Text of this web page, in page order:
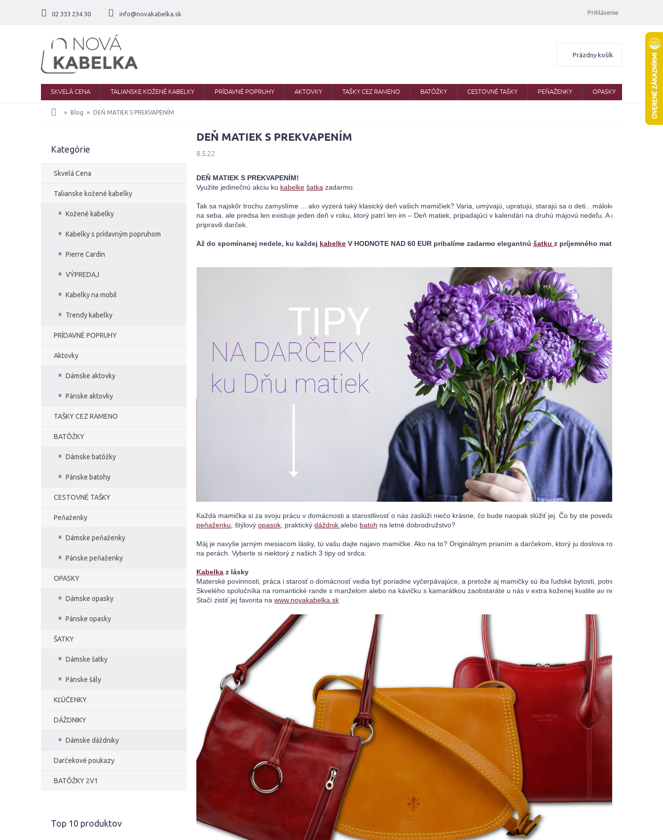
02 333 234 30 info@novakabelka.sk Prihlásenie
Nákupný
Prázdny košík
SKVELÁ CENA TALIANSKE KOŽENÉ KABELKY PRÍDAVNÉ POPRUHY AKTOVKY TAŠKY CEZ RAMENO BATÔŽKY CESTOVNÉ TAŠKY PEŇAŽENKY OPASKY ŠATKY
Domov
Blog DEŇ MATIEK S PREKVAPENÍM
č
Preskočiť
Kategórie
Skvelá Cena
Talianske kožené kabelky
Kožené kabelky
Kabelky s prídavným popruhom
Pierre Cardin
VÝPREDAJ
Kabelky na mobil
Trendy kabelky
PRÍDAVNÉ POPRUHY
Aktovky
Dámske aktovky
Pánske aktovky
TAŠKY CEZ RAMENO
BATÔŽKY
Dámske batôžky
Pánske batohy
CESTOVNÉ TAŠKY
Peňaženky
Dámske peňaženky
Pánske peňaženky
OPASKY
Dámske opasky
Pánske opasky
ŠATKY
Dámske šatky
Pánske šály
KĽÚČENKY
DÁŽDNIKY
Dámske dáždniky
Darčekové poukazy
BATÔŽKY 2V1
Top 10 produktov
DEŇ MATIEK S PREKVAPENÍM
8.5.22
DEŇ MATIEK S PREKVAPENÍM!
Využite jedinečnú akciu ku kabelke šatka
Tak sa najskôr trochu zamyslíme ... ako vyzerá taký klasický deň vašich mamičiek? Varia, umývajú, upratujú, starajú sa o deti…málokedy si nájdu
na seba, ale predsa len existuje jeden deň v roku, ktorý patrí len im – Deň matiek, pripadajúci v kalendári na druhú májovú nedeľu. A my sme pre
pripravili darček.
Až do spomínanej nedele, ku každej kabelke V HODNOTE NAD 60 EUR pribalíme zadarmo elegantnú šatku z príjemného materiálu s
Každá mamička si za svoju prácu v domácnosti a starostlivosť o nás zaslúži niečo krásne, čo bude naopak slúžiť jej. Čo by ste povedali na novú
peňaženku, štýlový opasok, praktický dáždnik alebo batoh na letné dobrodružstvo?
Máj je navyše jarným mesiacom lásky, tú vašu dajte najavo mamičke. Ako na to? Originálnym prianím a darčekom, ktorý ju doslova rozžiari oči a
na perách. Vyberte si niektorý z našich 3 tipy od srdca:
Kabelka z lásky
Materské povinnosti, práca i starosť o domácnosť vedia byť poriadne vyčerpávajúce, a pretože aj mamičky sú iba ľudské bytosti, potrebujú si občas
Skvelého spoločníka na romantické rande s manželom alebo na kávičku s kamarátkou zaobstaráte u nás v extra koženej kvalite av nepreberných
Stačí zistiť jej favorita na www.novakabelka.sk